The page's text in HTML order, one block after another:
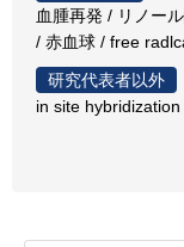
血腫再発 / リノー
/ 赤血球 / free
研究代表者以外
in site